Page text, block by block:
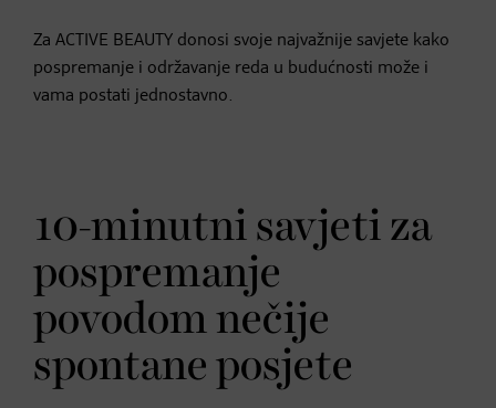
Za ACTIVE BEAUTY donosi svoje najvažnije savjete kako
pospremanje i održavanje reda u budućnosti može i
vama postati jednostavno.
10-minutni savjeti za
pospremanje
povodom nečije
spontane posjete